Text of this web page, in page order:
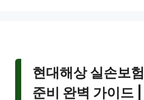
현대해상 실손보
준비 완벽 가이드